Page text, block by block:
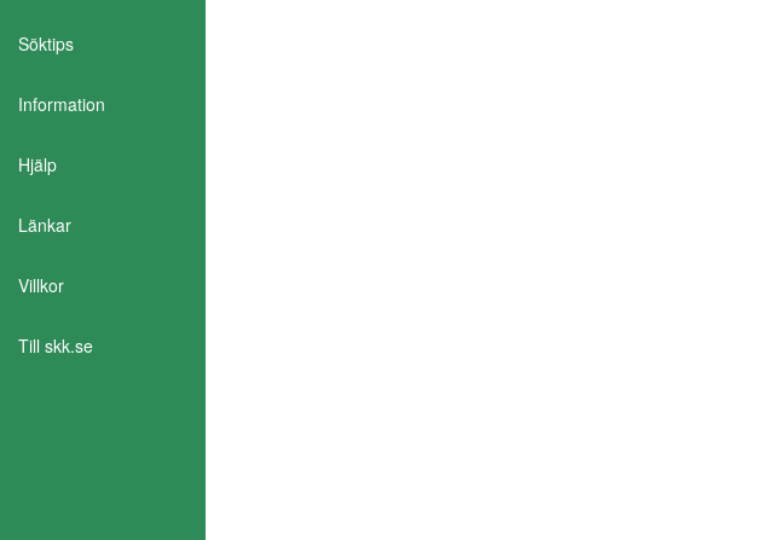
Söktips
Information
Hjälp
Länkar
Villkor
Till skk.se
Aktivera Talande Webb